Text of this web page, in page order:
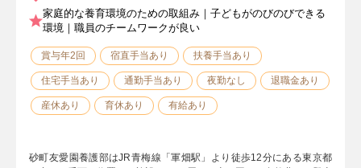
家庭的な養育環境のための取組み｜子どもがのびのびできる
環境｜職員のチームワークが良い
賞与年2回 宿直手当あり 扶養手当あり
住宅手当あり 通勤手当あり 夜勤なし 退職金あり
産休あり 育休あり 有給あり
砂町友愛園養護部はJR青梅線「軍畑駅」より徒歩12分にある東京都